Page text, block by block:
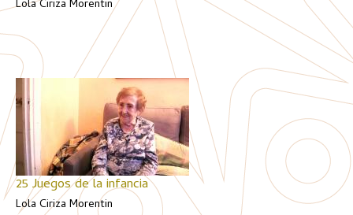
Lola Ciriza Morentin
25 Juegos de la infancia
Lola Ciriza Morentin